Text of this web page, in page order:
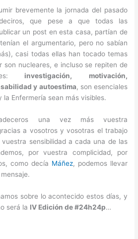
brevemente la jornada del pasado
deciros, que pese a que todas las
un post en esta casa, partían de
el argumentario, pero no sabían
casi todas ellas han tocado temas
son nucleares, e incluso se repiten de
investigación, motivación,
y autoestima, son esenciales
la Enfermería sean más visibles.
una vez más vuestra
a vosotros y vosotras el trabajo
sensibilidad a cada una de las
por vuestra complicidad, por
como decía Máñez, podemos llevar
sobre lo acontecido estos días, y
será la IV Edición de #24h24p…